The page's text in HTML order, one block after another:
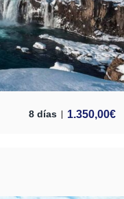
8 días 1.350,00€